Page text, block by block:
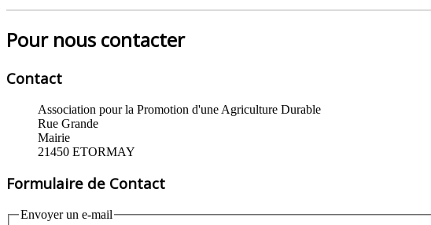
Pour nous contacter
Contact
Association pour la Promotion d'une Agriculture Durable
Rue Grande
Mairie
21450 ETORMAY
Formulaire de Contact
Envoyer un e-mail